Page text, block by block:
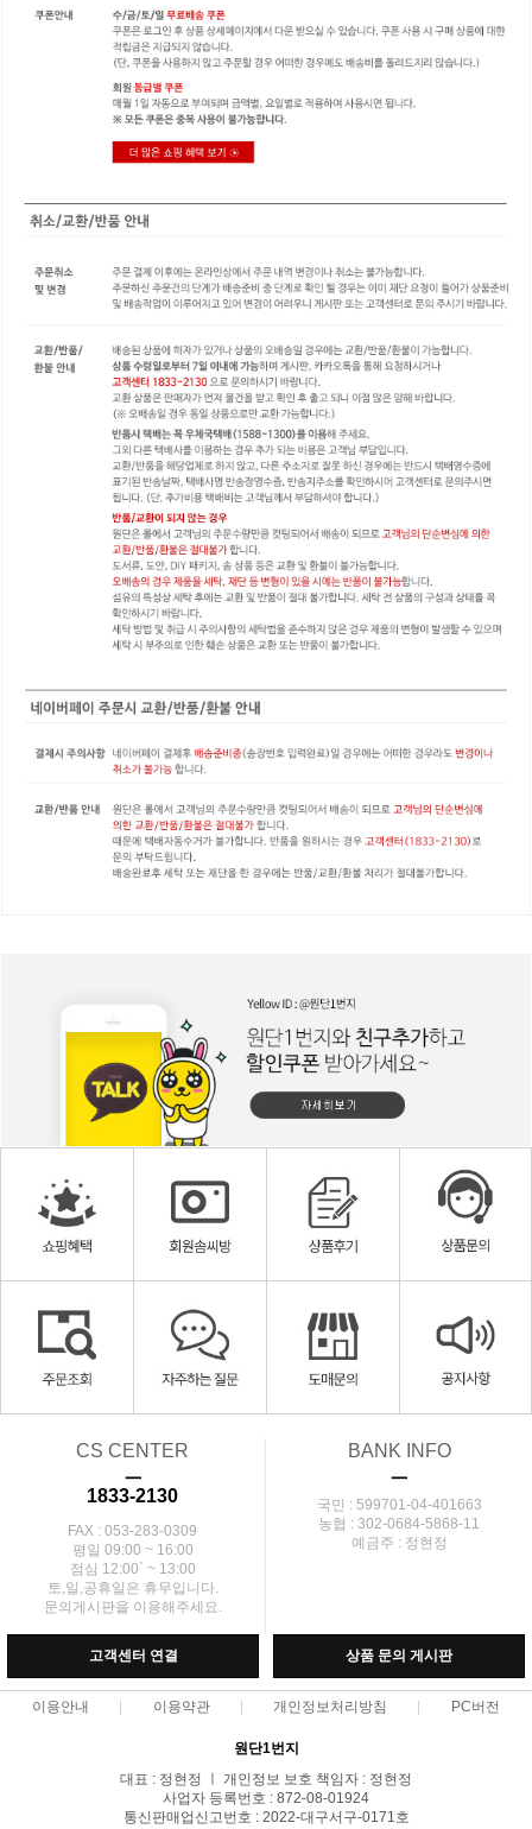
CS CENTER
ㅡ
1833-2130
FAX : 053-283-0309
평일 09:00 ~ 16:00
점심 12:00` ~ 13:00
토,일,공휴일은 휴무입니다.
문의게시판을 이용해주세요.
BANK INFO
ㅡ
국민 : 599701-04-401663
농협 : 302-0684-5868-11
예금주 : 정현정
고객센터 연결 상품 문의 게시판
이용안내 이용약관 개인정보처리방침 PC버전
원단1번지
대표 : 정현정 ㅣ 개인정보 보호 책임자 : 정현정
사업자 등록번호 : 872-08-01924
통신판매업신고번호 : 2022-대구서구-0171호